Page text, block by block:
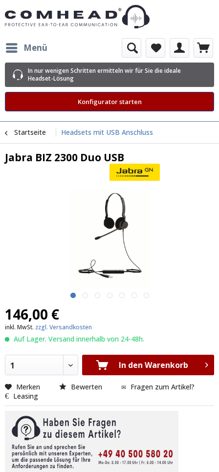
Menü
In nur wenigen Schritten ermitteln wir für Sie die ideale
Headset-Lösung
Konfigurator starten
Startseite Headsets mit USB Anschluss
Jabra BIZ 2300 Duo USB
146,00 €
inkl. MwSt. zzgl. Versandkosten
Auf Lager. Versand innerhalb von 24-48h.
1 In den Warenkorb
Merken Bewerten
Fragen zum Artikel?
Leasing